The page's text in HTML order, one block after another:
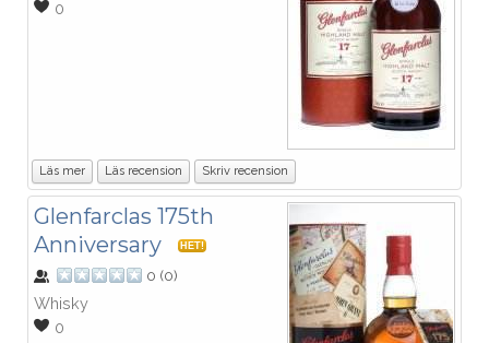
0
Läs mer Läs recension Skriv recension
Glenfarclas 175th
Anniversary
HET!
0 (0)
Whisky
0